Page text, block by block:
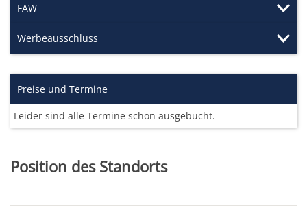
FAW
Werbeausschluss
Preise und Termine
Leider sind alle Termine schon ausgebucht.
Position des Standorts